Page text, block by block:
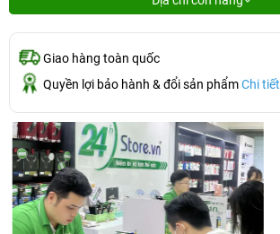
Giao hàng toàn quốc
Quyền lợi bảo hành & đổi sản phẩmChi tiết